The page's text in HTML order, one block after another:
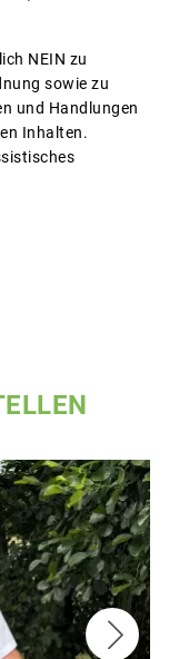
NEIN zu
sowie zu
und Handlungen
Inhalten.